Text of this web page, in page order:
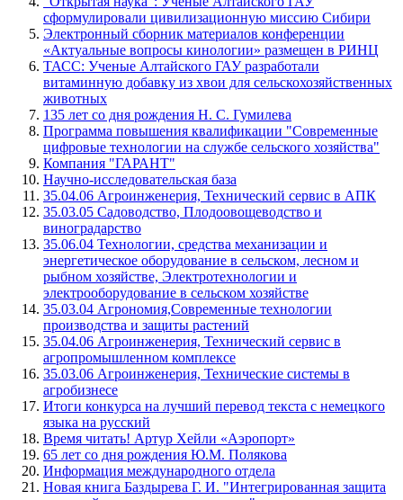
сформулировали цивилизационную миссию Сибири
Электронный сборник материалов конференции
«Актуальные вопросы кинологии» размещен в РИНЦ
ТАСС: Ученые Алтайского ГАУ разработали
витаминную добавку из хвои для сельскохозяйственных
животных
135 лет со дня рождения Н. С. Гумилева
Программа повышения квалификации "Современные
цифровые технологии на службе сельского хозяйства"
Компания "ГАРАНТ"
Научно-исследовательская база
35.04.06 Агроинженерия, Технический сервис в АПК
35.03.05 Садоводство, Плодоовощеводство и
виноградарство
35.06.04 Технологии, средства механизации и
энергетическое оборудование в сельском, лесном и
рыбном хозяйстве, Электротехнологии и
электрооборудование в сельском хозяйстве
35.03.04 Агрономия,Современные технологии
производства и защиты растений
35.04.06 Агроинженерия, Технический сервис в
агропромышленном комплексе
35.03.06 Агроинженерия, Технические системы в
агробизнесе
Итоги конкурса на лучший перевод текста с немецкого
языка на русский
Время читать! Артур Хейли «Аэропорт»
65 лет со дня рождения Ю.М. Полякова
Информация международного отдела
Новая книга Баздырева Г. И. "Интегрированная защита